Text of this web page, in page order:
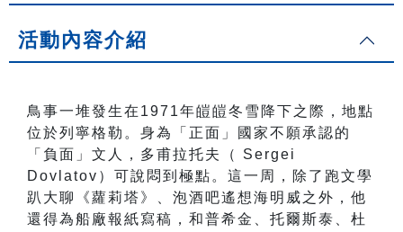
活動內容介紹
鳥事一堆發生在1971年皚皚冬雪降下之際，地點
位於列寧格勒。身為「正面」國家不願承認的
「負面」文人，多甫拉托夫（ Sergei
Dovlatov）可說悶到極點。這一周，除了跑文學
趴大聊《蘿莉塔》、泡酒吧遙想海明威之外，他
還得為船廠報紙寫稿，和普希金、托爾斯泰、杜